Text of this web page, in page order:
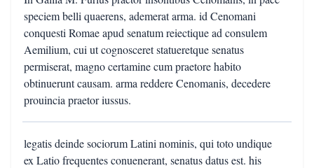
speciem belli quaerens, ademerat arma. id Cenomani
conquesti Romae apud senatum reiectique ad consulem
Aemilium, cui ut cognosceret statueretque senatus
permiserat, magno certamine cum praetore habito
obtinuerunt causam. arma reddere Cenomanis, decedere
prouincia praetor iussus.
legatis deinde sociorum Latini nominis, qui toto undique
ex Latio frequentes conuenerant, senatus datus est. his